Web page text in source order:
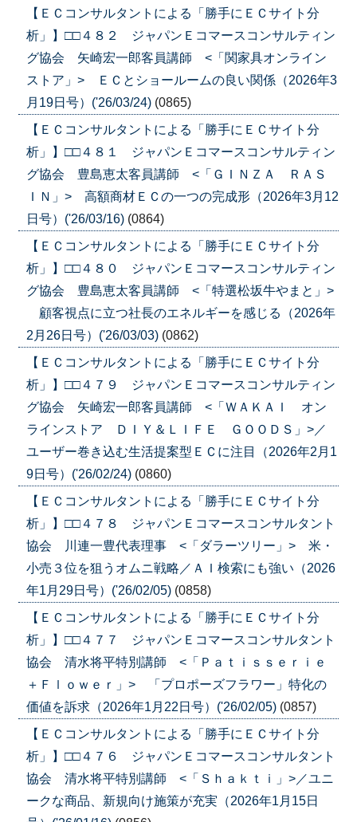
【ＥＣコンサルタントによる「勝手にＥＣサイト分
析」】□□４８２ ジャパンＥコマースコンサルティン
グ協会 矢崎宏一郎客員講師 <「関家具オンライン
ストア」> ＥＣとショールームの良い関係（2026年3
月19日号）('26/03/24) (0865)
【ＥＣコンサルタントによる「勝手にＥＣサイト分
析」】□□４８１ ジャパンＥコマースコンサルティン
グ協会 豊島恵太客員講師 <「ＧＩＮＺＡ ＲＡＳ
ＩＮ」> 高額商材ＥＣの一つの完成形（2026年3月12
日号）('26/03/16) (0864)
【ＥＣコンサルタントによる「勝手にＥＣサイト分
析」】□□４８０ ジャパンＥコマースコンサルティン
グ協会 豊島恵太客員講師 <「特選松坂牛やまと」>
顧客視点に立つ社長のエネルギーを感じる（2026年
2月26日号）('26/03/03) (0862)
【ＥＣコンサルタントによる「勝手にＥＣサイト分
析」】□□４７９ ジャパンＥコマースコンサルティン
グ協会 矢崎宏一郎客員講師 <「ＷＡＫＡＩ オン
ラインストア ＤＩＹ＆ＬＩＦＥ ＧＯＯＤＳ」>／
ユーザー巻き込む生活提案型ＥＣに注目（2026年2月1
9日号）('26/02/24) (0860)
【ＥＣコンサルタントによる「勝手にＥＣサイト分
析」】□□４７８ ジャパンＥコマースコンサルタント
協会 川連一豊代表理事 <「ダラーツリー」> 米・
小売３位を狙うオムニ戦略／ＡＩ検索にも強い（2026
年1月29日号）('26/02/05) (0858)
【ＥＣコンサルタントによる「勝手にＥＣサイト分
析」】□□４７７ ジャパンＥコマースコンサルタント
協会 清水将平特別講師 <「Ｐａｔｉｓｓｅｒｉｅ
＋Ｆｌｏｗｅｒ」> 「プロポーズフラワー」特化の
価値を訴求（2026年1月22日号）('26/02/05) (0857)
【ＥＣコンサルタントによる「勝手にＥＣサイト分
析」】□□４７６ ジャパンＥコマースコンサルタント
協会 清水将平特別講師 <「Ｓｈａｋｔｉ」>／ユニ
ークな商品、新規向け施策が充実（2026年1月15日